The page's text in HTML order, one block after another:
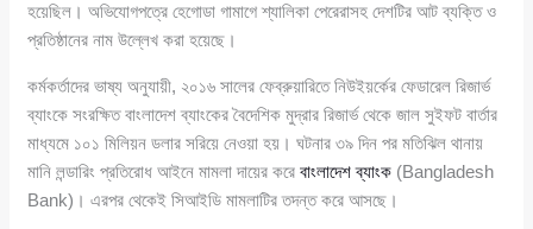
হয়েছিল। অভিযোগপত্রে হেগোডা গামাগে শ্যালিকা পেরেরাসহ দেশটির আট ব্যক্তি ও
প্রতিষ্ঠানের নাম উল্লেখ করা হয়েছে।
কর্মকর্তাদের ভাষ্য অনুযায়ী, ২০১৬ সালের ফেব্রুয়ারিতে নিউইয়র্কের ফেডারেল রিজার্ভ
ব্যাংকে সংরক্ষিত বাংলাদেশ ব্যাংকের বৈদেশিক মুদ্রার রিজার্ভ থেকে জাল সুইফট বার্তার
মাধ্যমে ১০১ মিলিয়ন ডলার সরিয়ে নেওয়া হয়। ঘটনার ৩৯ দিন পর মতিঝিল থানায়
মানি লন্ডারিং প্রতিরোধ আইনে মামলা দায়ের করেবাংলাদেশ ব্যাংক (Bangladesh
Bank)। এরপর থেকেই সিআইডি মামলাটির তদন্ত করে আসছে।